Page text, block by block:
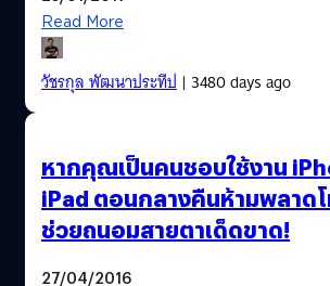
Read More
วัชรกุล พัฒนาประทีป| 3480 days ago
หากคุณเป็นคนชอบใช้งาน
iPad ตอนกลางคืนห้ามพลาด
ช่วยถนอมสายตาเด็ดขาด!
27/04/2016